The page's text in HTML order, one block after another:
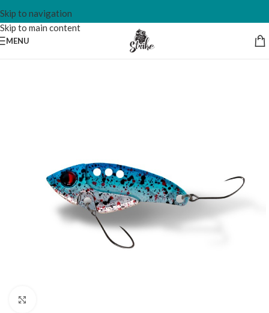
Skip to navigation
Skip to main content
MENU